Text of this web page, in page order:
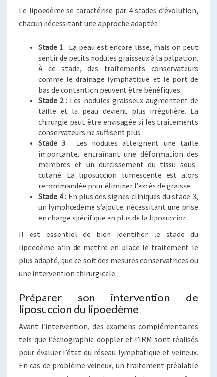
Le lipoedème se caractérise par 4 stades d’évolution,
chacun nécessitant une approche adaptée :
Stade 1 : La peau est encore lisse, mais on peut
sentir de petits nodules graisseux à la palpation.
À ce stade, des traitements conservateurs
comme le drainage lymphatique et le port de
bas de contention peuvent être bénéfiques.
Stade 2: Les nodules graisseux augmentent de
taille et la peau devient plus irrégulière. La
chirurgie peut être envisagée si les traitements
conservateurs ne suffisent plus.
Stade 3 : Les nodules atteignent une taille
importante, entraînant une déformation des
membres et un durcissement du tissu sous-
cutané. La liposuccion tumescente est alors
recommandée pour éliminer l’excès de graisse.
Stade 4: En plus des signes cliniques du stade 3,
un lymphœdème s’ajoute, nécessitant une prise
en charge spécifique en plus de la liposuccion.
Il est essentiel de bien identifier le stade du
lipoedème afin de mettre en place le traitement le
plus adapté, que ce soit des mesures conservatrices ou
une intervention chirurgicale.
Préparer son intervention de
liposuccion du lipoedème
Avant l’intervention, des examens complémentaires
tels que l’échographie-doppler et l’IRM sont réalisés
pour évaluer l’état du réseau lymphatique et veineux.
En cas de problème veineux, un traitement préalable